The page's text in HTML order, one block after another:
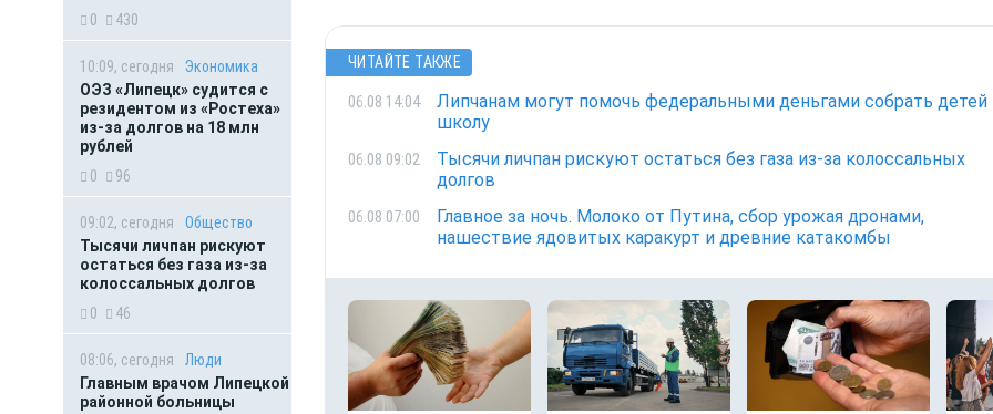
0
430
10:09, сегодня
Экономика
ОЭЗ «Липецк» судится с
резидентом из «Ростеха»
из-за долгов на 18 млн
рублей
0
96
09:02, сегодня
Общество
Тысячи личпан рискуют
остаться без газа из-за
колоссальных долгов
0
46
08:06, сегодня
Люди
Главным врачом Липецкой
районной больницы
ЧИТАЙТЕ ТАКЖЕ
06.08 14:04
Липчанам могут помочь федеральными деньгами собрать детей
школу
06.08 09:02
Тысячи личпан рискуют остаться без газа из-за колоссальных
долгов
06.08 07:00
Главное за ночь. Молоко от Путина, сбор урожая дронами,
нашествие ядовитых каракурт и древние катакомбы